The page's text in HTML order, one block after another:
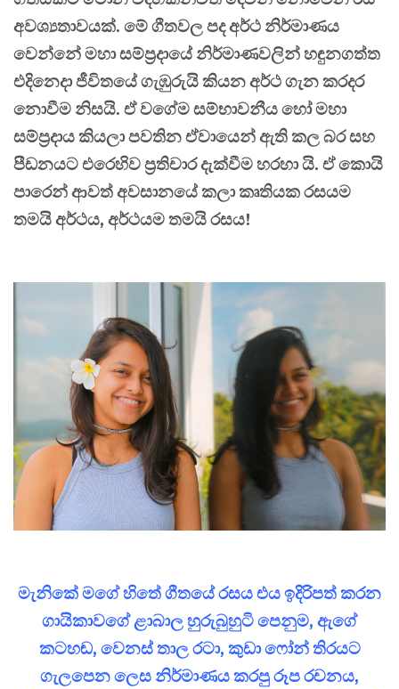
අවශ්‍යතාවයක්. මේ ගීතවල පද අර්ථ නිර්මාණය
වෙන්නේ මහා සම්ප්‍රදායේ නිර්මාණවලින් හඳුනගත්ත
එදිනෙදා ජීවිතයේ ගැඹුරුයි කියන අර්ථ ගැන කරදර
නොවීම නිසයි. ඒ වගේම සම්භාවනීය හෝ මහා
සම්ප්‍රදාය කියලා පවතින ඒවායෙන් ඇති කල බර සහ
පීඩනයට එරෙහිව ප්‍රතිචාර දැක්වීම හරහා යි. ඒ කොයි
පාරෙන් ආවත් අවසානයේ කලා කෘතියක රසයම
තමයි අර්ථය, අර්ථයම තමයි රසය!
මැනිකේ මගේ හිතේ ගීතයේ රසය එය ඉදිරිපත් කරන
ගායිකාවගේ ළාබාල හුරුබුහුටි පෙනුම, ඇගේ
කටහඬ, වෙනස් තාල රටා, කුඩා ෆෝන් තිරයට
ගැලපෙන ලෙස නිර්මාණය කරපු රූප රචනය,